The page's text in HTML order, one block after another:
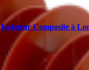
Isolateur Composite à